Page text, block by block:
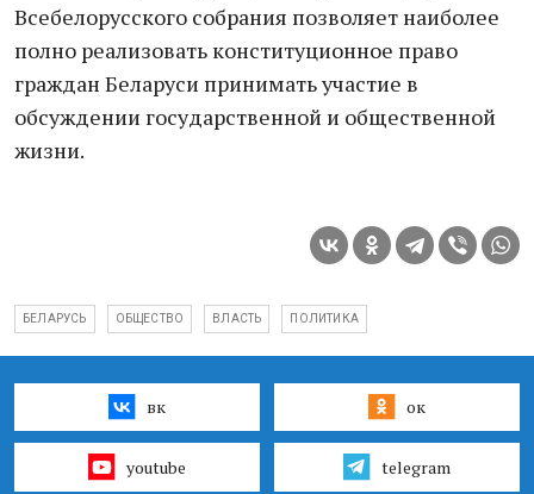
Всебелорусского собрания позволяет наиболее
полно реализовать конституционное право
граждан Беларуси принимать участие в
обсуждении государственной и общественной
жизни.
БЕЛАРУСЬ ОБЩЕСТВО ВЛАСТЬ ПОЛИТИКА
вк ок
youtube telegram